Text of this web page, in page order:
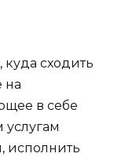
куда сходить
на
в себе
исполнить